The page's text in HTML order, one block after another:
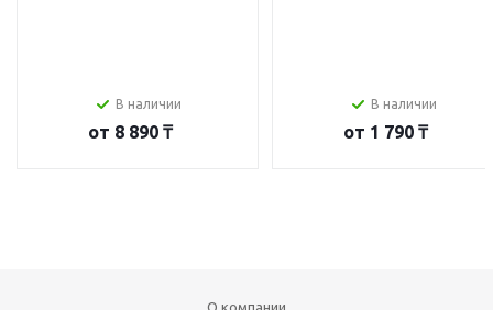
В наличии
от 8 890 ₸
В наличии
от 1 790 ₸
О компании